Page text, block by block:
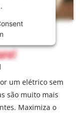
um elétrico sem
são muito mais
Maximiza o